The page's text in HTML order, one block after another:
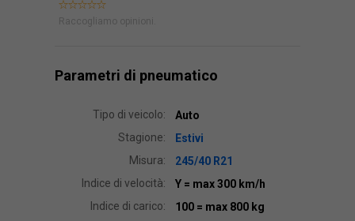
Raccogliamo opinioni.
Parametri di pneumatico
Tipo di veicolo:
Auto
Stagione:
Estivi
Misura:
245/40 R21
Indice di velocità:
Y = max 300 km/h
Indice di carico:
100 = max 800 kg